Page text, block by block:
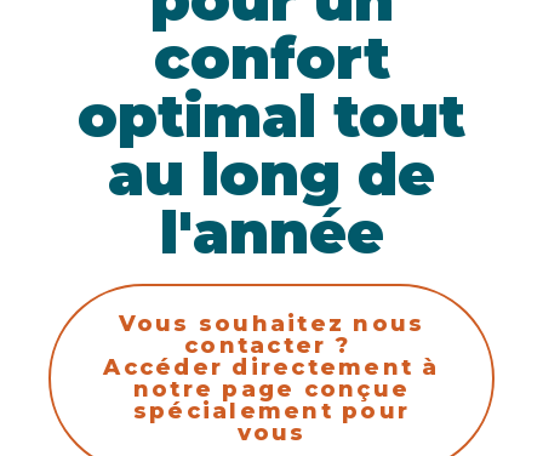
confort
optimal tout
au long de
l'année
Vous souhaitez nous
contacter ?
Accéder directement à
notre page conçue
spécialement pour
vous